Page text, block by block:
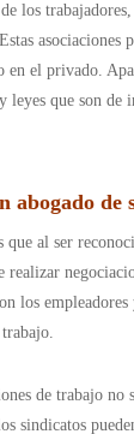
los
asociaciones
el privado.
leyes que son de
abogado de
que al ser
realizar
los
de trabajo no
sindicatos